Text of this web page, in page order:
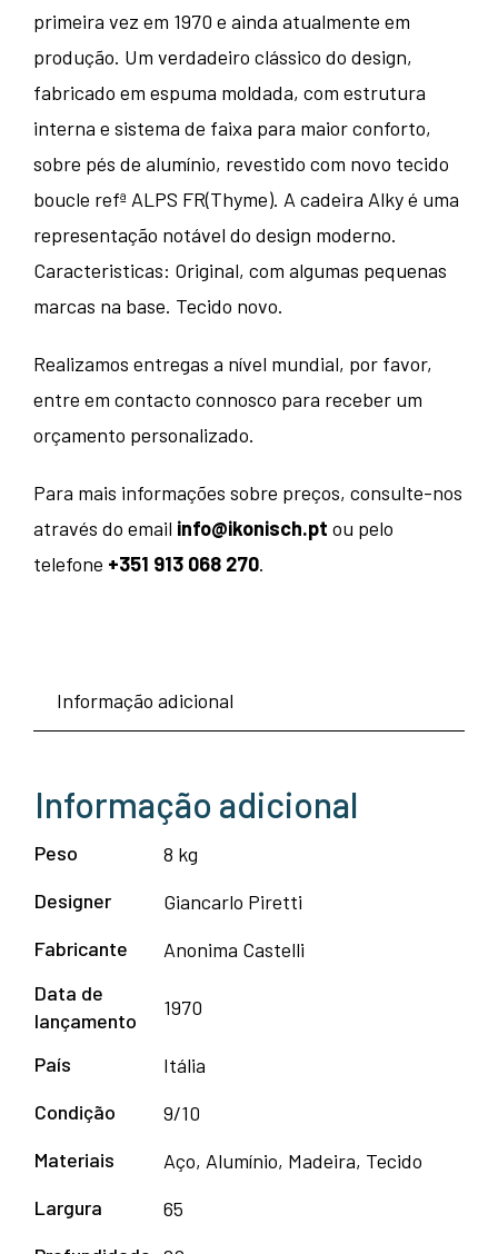
primeira vez em 1970 e ainda atualmente em
produção. Um verdadeiro clássico do design,
fabricado em espuma moldada, com estrutura
interna e sistema de faixa para maior conforto,
sobre pés de alumínio, revestido com novo tecido
boucle refª ALPS FR(Thyme). A cadeira Alky é uma
representação notável do design moderno.
Caracteristicas: Original, com algumas pequenas
marcas na base. Tecido novo.
Realizamos entregas a nível mundial, por favor,
entre em contacto connosco para receber um
orçamento personalizado.
Para mais informações sobre preços, consulte-nos
através do email info@ikonisch.pt ou pelo
telefone +351 913 068 270.
Informação adicional
Informação adicional
Peso
8 kg
Designer
Giancarlo Piretti
Fabricante
Anonima Castelli
Data de
lançamento
1970
País
Itália
Condição
9/10
Materiais
Aço, Alumínio, Madeira, Tecido
Largura
65